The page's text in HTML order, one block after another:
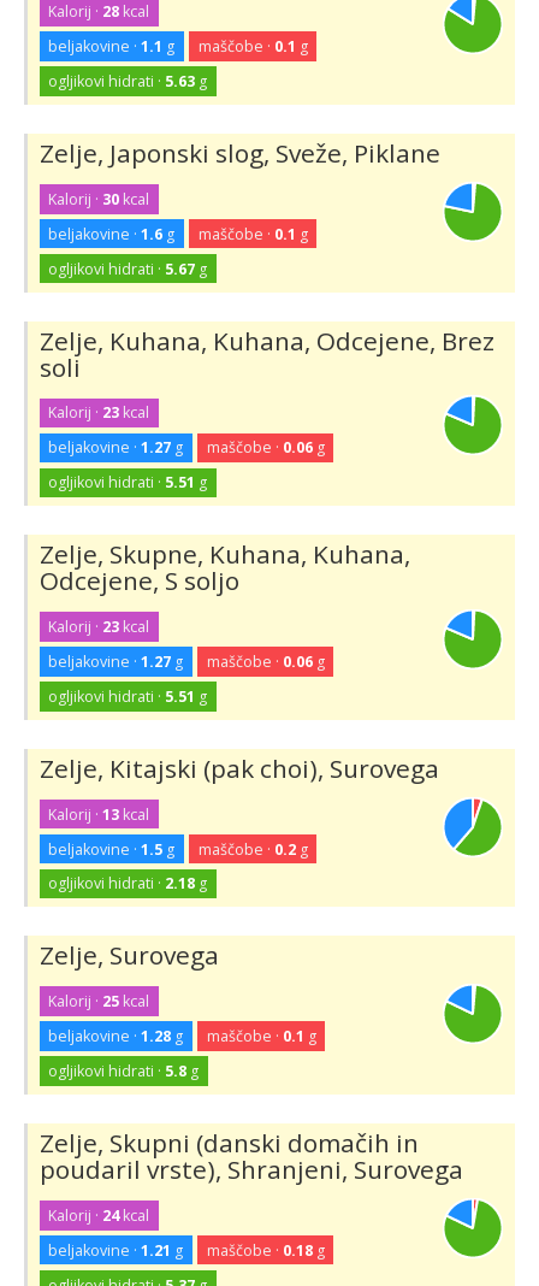
Kalorij · 28 kcal
beljakovine ·1.1 g maščobe · 0.1 g
ogljikovi hidrati · 5.63 g
Zelje, Japonski slog, Sveže, Piklane
Kalorij · 30 kcal
beljakovine ·1.6 g maščobe · 0.1 g
ogljikovi hidrati · 5.67 g
Zelje, Kuhana, Kuhana, Odcejene, Brez
soli
Kalorij · 23 kcal
beljakovine ·1.27 g maščobe · 0.06g
ogljikovi hidrati · 5.51 g
Zelje, Skupne, Kuhana, Kuhana,
Odcejene, S soljo
Kalorij · 23 kcal
beljakovine ·1.27 g maščobe · 0.06g
ogljikovi hidrati · 5.51 g
Zelje, Kitajski (pak choi), Surovega
Kalorij ·13 kcal
beljakovine ·1.5 g maščobe · 0.2g
ogljikovi hidrati · 2.18 g
Zelje, Surovega
Kalorij · 25 kcal
beljakovine ·1.28 g maščobe · 0.1 g
ogljikovi hidrati · 5.8 g
Zelje, Skupni (danski domačih in
poudaril vrste), Shranjeni, Surovega
Kalorij · 24kcal
beljakovine ·1.21 g maščobe · 0.18g